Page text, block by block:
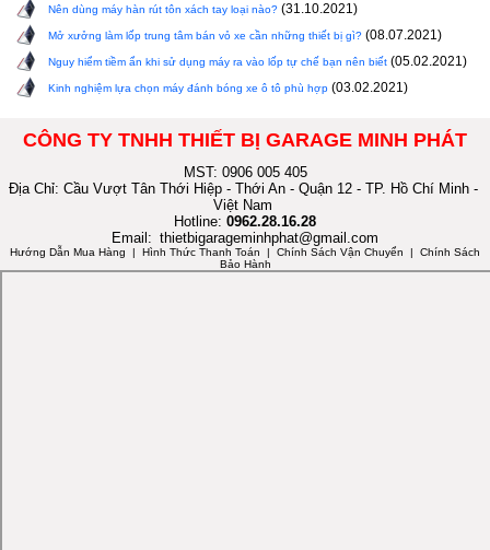
Nên dùng máy hàn rút tôn xách tay loại nào? (31.10.2021)
Mở xưởng làm lốp trung tâm bán vỏ xe cần những thiết bị gì? (08.07.2021)
Nguy hiểm tiềm ẩn khi sử dụng máy ra vào lốp tự chế bạn nên biết (05.02.2021)
Kinh nghiệm lựa chọn máy đánh bóng xe ô tô phù hợp (03.02.2021)
CÔNG TY TNHH THIẾT BỊ GARAGE MINH PHÁT
MST: 0906 005 405
Địa Chỉ: Cầu Vượt Tân Thới Hiệp - Thới An - Quận 12 - TP. Hồ Chí Minh -
Việt Nam
Hotline: 0962.28.16.28
Email: thietbigarageminhphat@gmail.com
Hướng Dẫn Mua Hàng | Hình Thức Thanh Toán | Chính Sách Vận Chuyển | Chính Sách
Bảo Hành